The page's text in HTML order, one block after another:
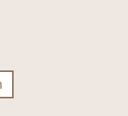
weist